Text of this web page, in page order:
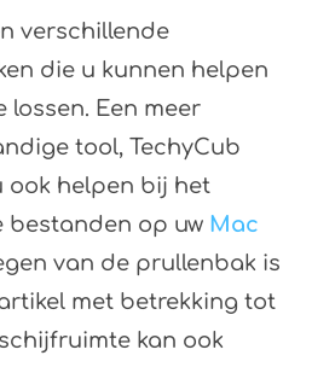
verschillende
die u kunnen helpen
lossen. Een meer
tool, TechyCub
ook helpen bij het
bestanden op uw Mac
van de prullenbak is
met betrekking tot
kan ook